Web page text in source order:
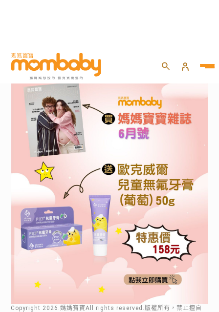
Copyright 2026 .媽媽寶寶All rights reserved.版權所有，禁止擅自